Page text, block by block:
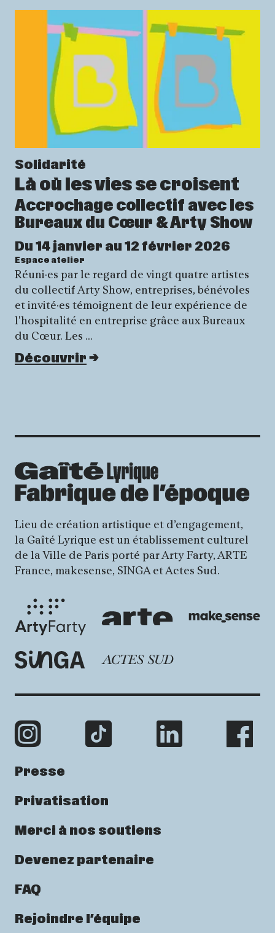
Là où les vies se croisent
Accrochage collectif avec les
Bureaux du Cœur & Arty Show
Du 14 janvier au 12 février 2026
Espace atelier
Réuni·es par le regard de vingt quatre artistes
du collectif Arty Show, entreprises, bénévoles
et invité·es témoignent de leur expérience de
l'hospitalité en entreprise grâce aux Bureaux
du Cœur. Les …
Solidarité
Découvrir
Lieu de création artistique et d’engagement,
la Gaîté Lyrique est un établissement culturel
de la Ville de Paris porté par Arty Farty, ARTE
France, makesense, SINGA et Actes Sud.
Presse
Privatisation
Merci à nos soutiens
Devenez partenaire
FAQ
Rejoindre l’équipe